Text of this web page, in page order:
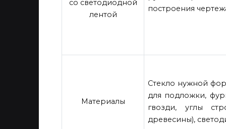
со светодиодной
лентой
построения
Материалы
Стекло нужной
для подложки,
гвозди, углы
древесины),